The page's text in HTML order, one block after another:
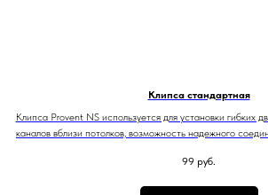
Клипса стандартная
Клипса Provent NS используется для установки гибких
каналов вблизи потолков, возможность надежного
99 руб.